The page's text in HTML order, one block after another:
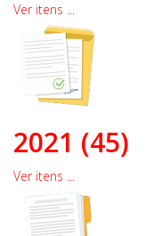
Ver itens ...
2021 (45)
Ver itens ...